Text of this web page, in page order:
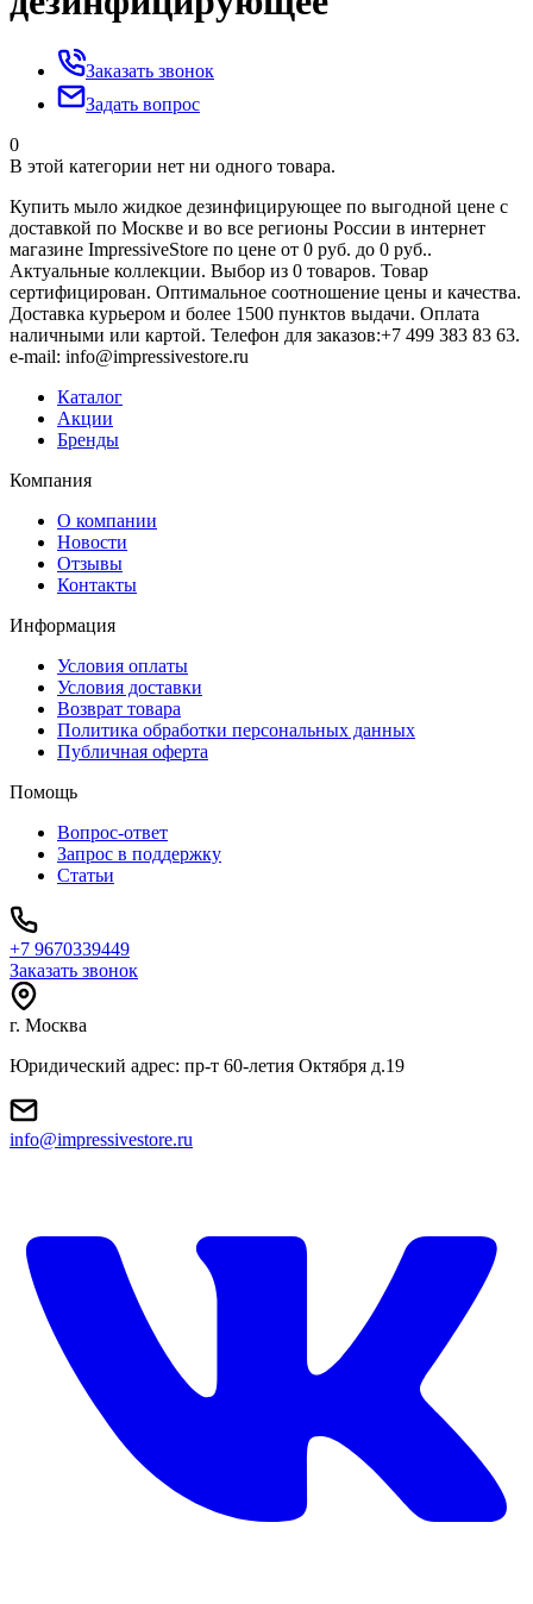
Заказать звонок
Задать вопрос
0
В этой категории нет ни одного товара.
Купить мыло жидкое дезинфицирующее по выгодной цене с
доставкой по Москве и во все регионы России в интернет
магазине ImpressiveStore по цене от 0 руб. до 0 руб..
Актуальные коллекции. Выбор из 0 товаров. Товар
сертифицирован. Оптимальное соотношение цены и качества.
Доставка курьером и более 1500 пунктов выдачи. Оплата
наличными или картой. Телефон для заказов:+7 499 383 83 63.
e-mail: info@impressivestore.ru
Каталог
Акции
Бренды
Компания
О компании
Новости
Отзывы
Контакты
Информация
Условия оплаты
Условия доставки
Возврат товара
Политика обработки персональных данных
Публичная оферта
Помощь
Вопрос-ответ
Запрос в поддержку
Статьи
+7 9670339449
Заказать звонок
г. Москва
Юридический адрес: пр-т 60-летия Октября д.19
info@impressivestore.ru